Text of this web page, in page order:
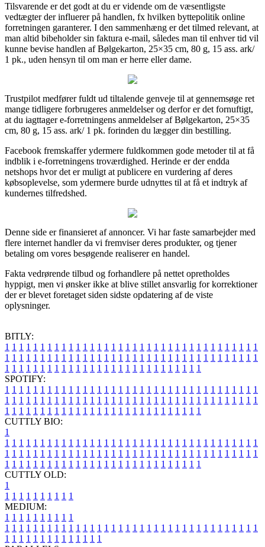
Tilsvarende er det godt at du er vidende om de væsentligste
vedtægter der influerer på handlen, fx hvilken byttepolitik online
forretningen garanterer. I den sammenhæng er det tilmed relevant, at
man altid bibeholder sin faktura e-mail, således man til enhver tid vil
kunne bevise handlen af Bølgekarton, 25×35 cm, 80 g, 15 ass. ark/
1 pk., uden hensyn til om man er herre eller dame.
Trustpilot medfører fuldt ud tiltalende genveje til at gennemsøge ret
mange tidligere forbrugeres anmeldelser og derfor er det fornuftigt,
at du iagttager e-forretningens anmeldelser af Bølgekarton, 25×35
cm, 80 g, 15 ass. ark/ 1 pk. forinden du lægger din bestilling.
Facebook fremskaffer ydermere fuldkommen gode metoder til at få
indblik i e-forretningens troværdighed. Herinde er der endda
netshops hvor det er muligt at publicere en vurdering af deres
købsoplevelse, som ydermere burde udnyttes til at få et indtryk af
kundernes tilfredshed.
Denne side er finansieret af annoncer. Vi har faste samarbejder med
flere internet handler da vi fremviser deres produkter, og tjener
betaling om vores besøgende realiserer en handel.
Fakta vedrørende tilbud og forhandlere på nettet opretholdes
hyppigt, men vi ønsker ikke at blive stillet ansvarlig for korrektioner
der er blevet foretaget siden sidste opdatering af de viste
oplysninger.
BITLY:
1 1 1 1 1 1 1 1 1 1 1 1 1 1 1 1 1 1 1 1 1 1 1 1 1 1 1 1 1 1 1 1 1 1 1 1
1 1 1 1 1 1 1 1 1 1 1 1 1 1 1 1 1 1 1 1 1 1 1 1 1 1 1 1 1 1 1 1 1 1 1 1
1 1 1 1 1 1 1 1 1 1 1 1 1 1 1 1 1 1 1 1 1 1 1 1 1 1 1 1
SPOTIFY:
1 1 1 1 1 1 1 1 1 1 1 1 1 1 1 1 1 1 1 1 1 1 1 1 1 1 1 1 1 1 1 1 1 1 1 1
1 1 1 1 1 1 1 1 1 1 1 1 1 1 1 1 1 1 1 1 1 1 1 1 1 1 1 1 1 1 1 1 1 1 1 1
1 1 1 1 1 1 1 1 1 1 1 1 1 1 1 1 1 1 1 1 1 1 1 1 1 1 1 1
CUTTLY BIO:
1
1 1 1 1 1 1 1 1 1 1 1 1 1 1 1 1 1 1 1 1 1 1 1 1 1 1 1 1 1 1 1 1 1 1 1 1
1 1 1 1 1 1 1 1 1 1 1 1 1 1 1 1 1 1 1 1 1 1 1 1 1 1 1 1 1 1 1 1 1 1 1 1
1 1 1 1 1 1 1 1 1 1 1 1 1 1 1 1 1 1 1 1 1 1 1 1 1 1 1 1
CUTTLY OLD:
1
1 1 1 1 1 1 1 1 1 1
MEDIUM:
1 1 1 1 1 1 1 1 1 1
1 1 1 1 1 1 1 1 1 1 1 1 1 1 1 1 1 1 1 1 1 1 1 1 1 1 1 1 1 1 1 1 1 1 1 1
1 1 1 1 1 1 1 1 1 1 1 1 1 1